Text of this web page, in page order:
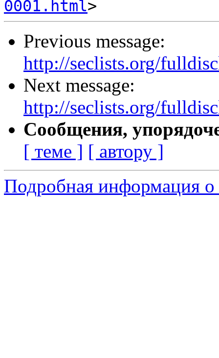
0001.html
Previous message:
http://seclists.org/
Next message:
http://seclists.org/
Сообщения,
[ теме ] [ автору ]
Подробная информация